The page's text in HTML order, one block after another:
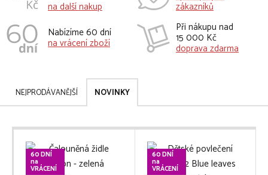
na další nakup
zákazníků
Nabízíme 60 dní
na vrácení zboží
Při nákupu nad
15 000 Kč
doprava zdarma
NEJPRODÁVANĚJŠÍ NOVINKY
60 DNÍ
na
VRÁCENÍ
60 DNÍ
na
VRÁCENÍ